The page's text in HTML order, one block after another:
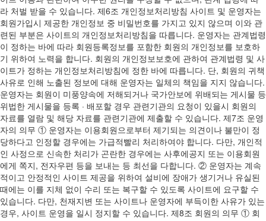
라 처벌 받을 수 있습니다. 제6조 개인정보처리방침 사이트 및 운영자는
회원가입시 제공한 개인정보 중 비밀번호를 가지고 있지 않으며 이와 관
련된 부분은 사이트의 개인정보처리방침을 따릅니다. 운영자는 관계법령
이 정하는 바에 따라 회원등록정보를 포함한 회원의 개인정보를 보호하
기 위하여 노력을 합니다. 회원의 개인정보보호에 관하여 관계법령 및 사
이트가 정하는 개인정보처리방침에 정한 바에 따릅니다. 단, 회원의 귀책
사유로 인해 노출된 정보에 대해 운영자는 일체의 책임을 지지 않습니다.
운영자는 회원이 미풍양속에 저해되거나 국가안보에 위배되는 게시물 등
위법한 게시물을 등록 · 배포할 경우 관련기관의 요청이 있을시 회원의
자료를 열람 및 해당 자료를 관련기관에 제출할 수 있습니다. 제7조 운영
자의 의무 ① 운영자는 이용회원으로부터 제기되는 의견이나 불만이 정
당하다고 인정할 경우에는 가급적빨리 처리하여야 합니다. 다만, 개인적
인 사정으로 신속한 처리가 곤란한 경우에는 사후에공지 또는 이용회원
에게 쪽지, 전자우편 등을 보내는 등 최선을 다합니다. ② 운영자는 계속
적이고 안정적인 사이트 제공을 위하여 설비에 장애가 생기거나 유실된
때에는 이를 지체 없이 수리 또는 복구할 수 있도록 사이트에 요구할 수
있습니다. 다만, 천재지변 또는 사이트나 운영자에 부득이한 사유가 있는
경우, 사이트 운영을 일시 정지할 수 있습니다. 제8조 회원의 의무 ① 회